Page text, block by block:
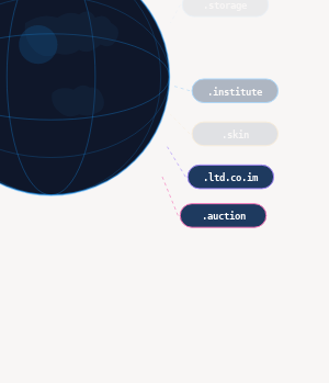
.institute
.skin
.ltd.co.im
.auction